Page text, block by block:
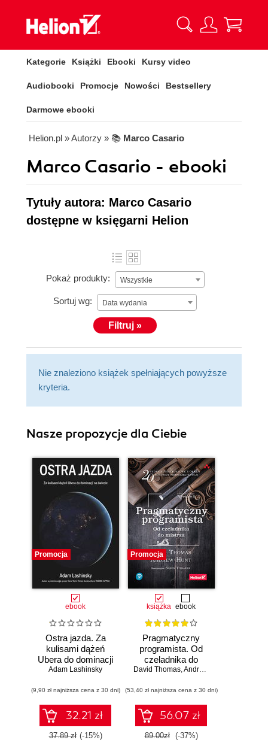
Kategorie Książki Ebooki Kursy video
Audiobooki Promocje Nowości Bestsellery
Darmowe ebooki
Helion.pl » Autorzy » 📚 Marco Casario
Marco Casario - ebooki
Tytuły autora: Marco Casario
dostępne w księgarni Helion
Pokaż produkty: Wszystkie
Sortuj wg: Data wydania
Filtruj »
Nie znaleziono książek spełniających powyższe
kryteria.
Nasze propozycje dla Ciebie
Promocja
ebook
Ostra jazda. Za
kulisami dążeń
Ubera do dominacji
na świecie
Adam Lashinsky
(9,90 zł najniższa cena z 30 dni)
32.21 zł
37.89 zł (-15%)
Promocja
książka ebook
Pragmatyczny
programista. Od
czeladnika do
mistrza. Wydanie II
David Thomas,Andrew Hunt
(53,40 zł najniższa cena z 30 dni)
56.07 zł
89.00zł (-37%)